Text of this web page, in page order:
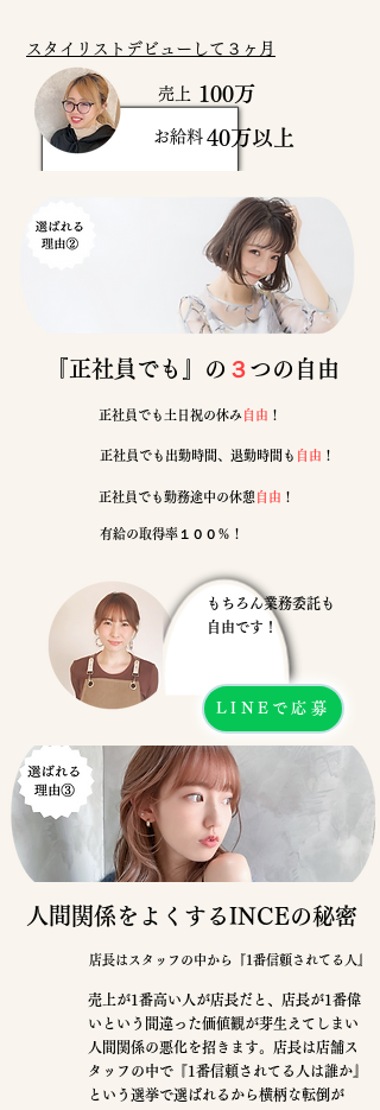
スタイリストデビューして３ヶ月
売上 100万
お給料 40万以上
『​正社員でも』の ３ つの自由
​正社員でも土日祝の休み自由 ！
​正社員でも出勤時間、退勤時間も 自由 ！
​正社員でも勤務途中の休憩 自由 ！
有給の取得率１００％！
もちろん業務委託も
自由です！
LINEで応募
​人間関係をよくするINCEの秘密
店長はスタッフの中から『1番信頼されてる人』
売上が1番高い人が店長だと、店長が1番偉
いという間違った価値観が芽生えてしまい
人間関係の悪化を招きます。店長は店舗ス
タッフの中で『1番信頼されてる人は誰か』
という選挙で選ばれるから横柄な転倒が